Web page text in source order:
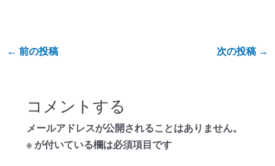
← 前の投稿 次の投稿 →
コメントする
メールアドレスが公開されることはありません。
※が付いている欄は必須項目です